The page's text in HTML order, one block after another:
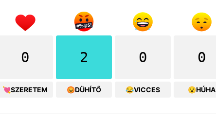
0
💘SZERETEM
2
😡DÜHÍTŐ
0
😂VICCES
0
😮HÚHA